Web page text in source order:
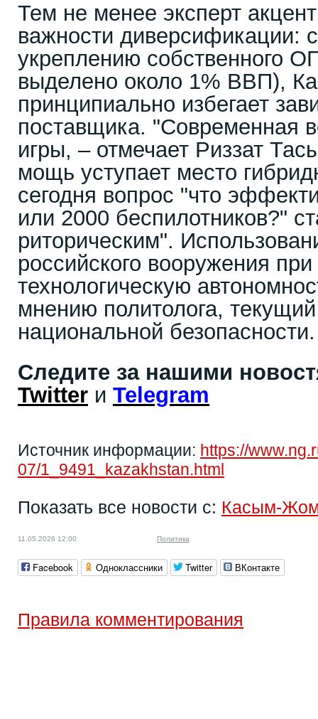
Тем не менее эксперт
важности диверсификации:
укреплению собственного
выделено около 1% ВВП),
принципиально избегает
поставщика. "Современная
игры, – отмечает Риззат
мощь уступает место
сегодня вопрос "что
или 2000 беспилотников?"
риторическим".
российского вооружения
технологическую
мнению политолога,
национальной безопасности.
Следите за нашими
Twitter и Telegram
Источник информации: https://
07/1_9491_kazakhstan.html
Показать все новости с: Касым-
11.05.2026 12:00 Политика
Facebook Одноклассники Twitter ВКонтакте
Правила комментирования